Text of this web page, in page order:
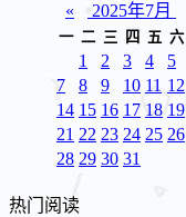
« 2025年7月
一 二 三 四 五 六
1 2 3 4 5
7
8 9 10 11 12
14 15 16 17 18 19
21 22 23 24 25 26
28 29 30 31
热门阅读